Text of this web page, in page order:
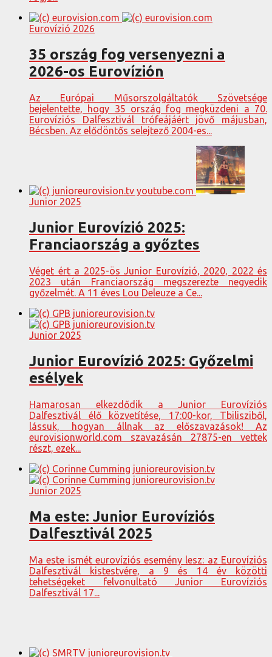
Eurovízió 2026
35 ország fog versenyezni a
2026-os Eurovízión
Az Európai Műsorszolgáltatók Szövetsége
bejelentette, hogy 35 ország fog megküzdeni a 70.
Eurovíziós Dalfesztivál trófeájáért jövő májusban,
Bécsben. Az elődöntős selejtező 2004-es...
Junior 2025
Junior Eurovízió 2025:
Franciaország a győztes
Véget ért a 2025-ös Junior Eurovízió, 2020, 2022 és
2023 után Franciaország megszerezte negyedik
győzelmét. A 11 éves Lou Deleuze a Ce...
Junior 2025
Junior Eurovízió 2025: Győzelmi
esélyek
Hamarosan elkezdődik a Junior Eurovíziós
Dalfesztivál élő közvetítése, 17:00-kor, Tbilisziből,
lássuk, hogyan állnak az előszavazások! Az
eurovisionworld.com szavazásán 27875-en vettek
részt, ezek...
Junior 2025
Ma este: Junior Eurovíziós
Dalfesztivál 2025
Ma este ismét eurovíziós esemény lesz: az Eurovíziós
Dalfesztivál kistestvére, a 9 és 14 év közötti
tehetségeket felvonultató Junior Eurovíziós
Dalfesztivál 17...